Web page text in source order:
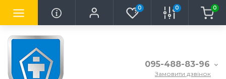
0 0 0
095-488-83-96
Замовити дзвінок